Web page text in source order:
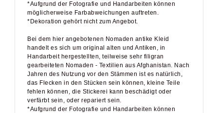
*Aufgrund der Fotografie und Handarbeiten können
möglicherweise Farbabweichungen auftreten.
*Dekoration gehört nicht zum Angebot.
Bei dem hier angebotenen Nomaden antike Kleid
handelt es sich um original alten und Antiken, in
Handarbeit hergestellten, teilweise sehr filigran
gearbeiteten Nomaden - Textilien aus Afghanistan. Nach
Jahren des Nutzung vor den Stämmen ist es natürlich,
das Flecken in den Stücken sein können, kleine Teile
fehlen können, die Stickerei kann beschädigt oder
verfärbt sein, oder repariert sein.
*Aufgrund der Fotografie und Handarbeiten können